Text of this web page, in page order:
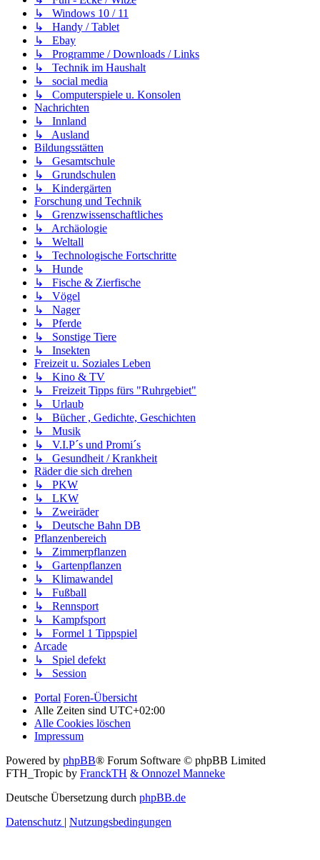
↳ Windows 10 / 11
↳ Handy / Tablet
↳ Ebay
↳ Programme / Downloads / Links
↳ Technik im Haushalt
↳ social media
↳ Computerspiele u. Konsolen
Nachrichten
↳ Innland
↳ Ausland
Bildungsstätten
↳ Gesamtschule
↳ Grundschulen
↳ Kindergärten
Forschung und Technik
↳ Grenzwissenschaftliches
↳ Archäologie
↳ Weltall
↳ Technologische Fortschritte
↳ Hunde
↳ Fische & Zierfische
↳ Vögel
↳ Nager
↳ Pferde
↳ Sonstige Tiere
↳ Insekten
Freizeit u. Soziales Leben
↳ Kino & TV
↳ Freizeit Tipps fürs "Ruhrgebiet"
↳ Urlaub
↳ Bücher , Gedichte, Geschichten
↳ Musik
↳ V.I.P´s und Promi´s
↳ Gesundheit / Krankheit
Räder die sich drehen
↳ PKW
↳ LKW
↳ Zweiräder
↳ Deutsche Bahn DB
Pflanzenbereich
↳ Zimmerpflanzen
↳ Gartenpflanzen
↳ Klimawandel
↳ Fußball
↳ Rennsport
↳ Kampfsport
↳ Formel 1 Tippspiel
Arcade
↳ Spiel defekt
↳ Session
Portal Foren-Übersicht
Alle Zeiten sind UTC+02:00
Alle Cookies löschen
Impressum
Powered by phpBB® Forum Software © phpBB Limited
FTH_Tropic by FranckTH & Onnozel Manneke
Deutsche Übersetzung durch phpBB.de
Datenschutz | Nutzungsbedingungen